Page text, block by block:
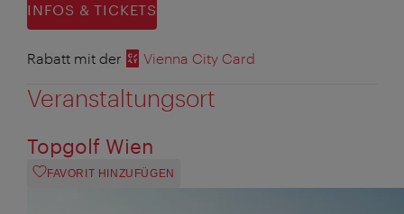
INFOS & TICKETS
Rabatt mit der Vienna City Card
Veranstaltungsort
Topgolf Wien
FAVORIT HINZUFÜGEN